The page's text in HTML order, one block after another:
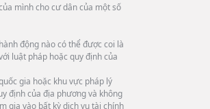
mình cho cư dân của một số
động nào có thể được coi là
luật pháp hoặc quy định của
gia hoặc khu vực pháp lý
định của địa phương và không
gia vào bất kỳ dịch vụ tài chính